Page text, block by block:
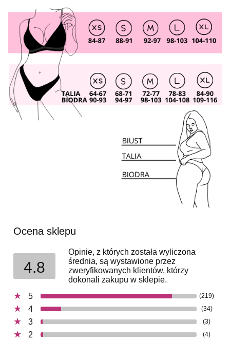
Ocena sklepu
4.8
Opinie, z których została wyliczona
średnia, są wystawione przez
zweryfikowanych klientów, którzy
dokonali zakupu w sklepie.
5
(219)
4 (34)
3 (3)
2 (4)